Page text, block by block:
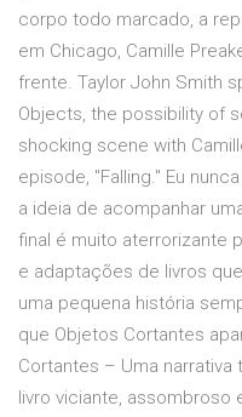
corpo todo marcado, a
em Chicago, Camille
frente. Taylor John Smith
Objects, the possibility of
shocking scene with
episode, "Falling." Eu
a ideia de acompanhar
final é muito aterrorizante
e adaptações de livros
uma pequena história
que Objetos Cortantes
Cortantes – Uma narrativa
livro viciante, assombroso